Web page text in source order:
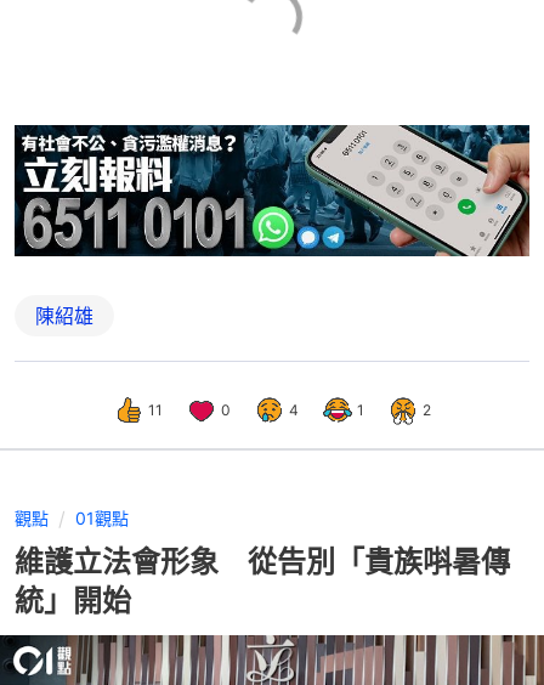
陳紹雄
11 0 4 1 2
觀點 01觀點
維護立法會形象 從告別「貴族唞暑傳
統」開始